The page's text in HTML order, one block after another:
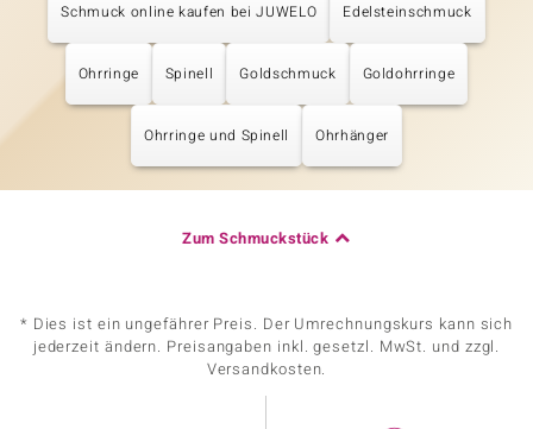
Schmuck online kaufen bei JUWELO Edelsteinschmuck
Ohrringe Spinell Goldschmuck Goldohrringe
Ohrringe und Spinell Ohrhänger
Zum Schmuckstück
* Dies ist ein ungefährer Preis. Der Umrechnungskurs kann sich
jederzeit ändern. Preisangaben inkl. gesetzl. MwSt. und zzgl.
Versandkosten.